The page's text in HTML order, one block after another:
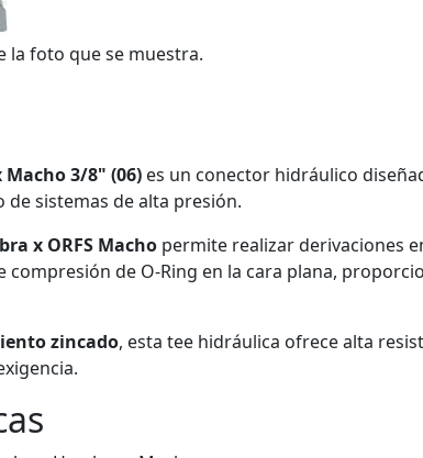
la foto que se muestra.
Macho 3/8" (06) es un conector hidráulico
de sistemas de alta presión.
x ORFS Macho permite realizar derivaciones
compresión de O-Ring en la cara plana,
zincado, esta tee hidráulica ofrece alta